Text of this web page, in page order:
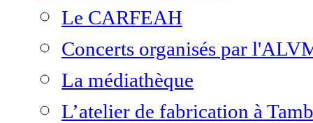
Le CARFEAH
Concerts organisés par
La médiathèque
L’atelier de fabrication à